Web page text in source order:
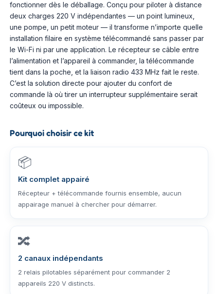
fonctionner dès le déballage. Conçu pour piloter à distance
deux charges 220 V indépendantes — un point lumineux,
une pompe, un petit moteur — il transforme n’importe quelle
installation filaire en système télécommandé sans passer par
le Wi-Fi ni par une application. Le récepteur se câble entre
l’alimentation et l’appareil à commander, la télécommande
tient dans la poche, et la liaison radio 433 MHz fait le reste.
C’est la solution directe pour ajouter du confort de
commande là où tirer un interrupteur supplémentaire serait
coûteux ou impossible.
Pourquoi choisir ce kit
📦
Kit complet appairé
Récepteur + télécommande fournis ensemble, aucun
appairage manuel à chercher pour démarrer.
🔀
2 canaux indépendants
2 relais pilotables séparément pour commander 2
appareils 220 V distincts.